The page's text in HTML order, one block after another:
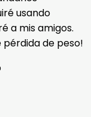
usando
a mis amigos.
pérdida de peso!